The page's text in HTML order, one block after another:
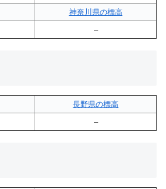
神奈川県の標高
–
長野県の標高
–